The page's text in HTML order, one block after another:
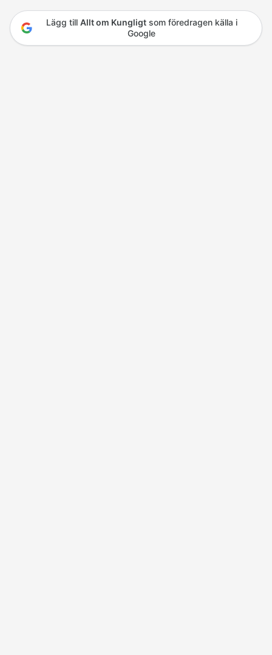
Lägg till Allt om Kungligtsom föredragen källa i
Google